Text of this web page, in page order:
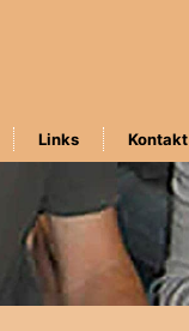
Links Kontakt